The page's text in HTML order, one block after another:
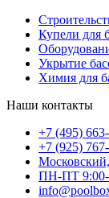
Купели для
Укрытие
Химия для
Наши контакты
+7 (495)
+7 (925)
ПН-ПТ 9:00-